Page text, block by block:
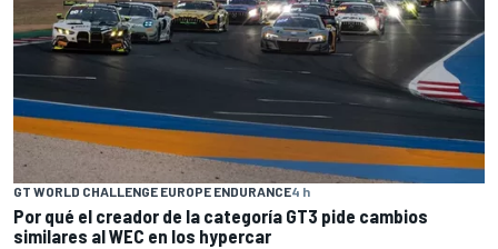
GT WORLD CHALLENGE EUROPE ENDURANCE4 h
Por qué el creador de la categoría GT3 pide cambios
similares al WEC en los hypercar